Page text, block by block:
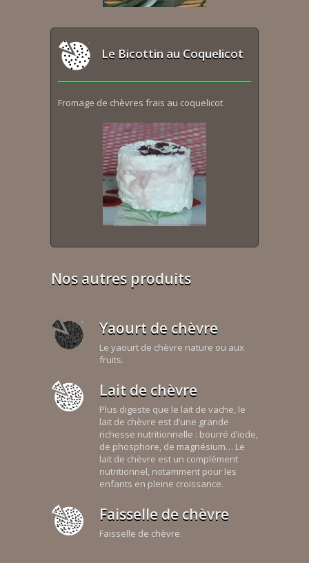
Le Bicottin au Coquelicot
Fromage de chèvres frais au coquelicot
Nos autres produits
Yaourt de chèvre
Le yaourt de chèvre nature ou aux
fruits.
Lait de chèvre
Plus digeste que le lait de vache, le
lait de chèvre est d’une grande
richesse nutritionnelle : bourré d’iode,
de phosphore, de magnésium… Le
lait de chèvre est un complément
nutritionnel, notamment pour les
enfants en pleine croissance.
Faisselle de chèvre
Faisselle de chèvre.